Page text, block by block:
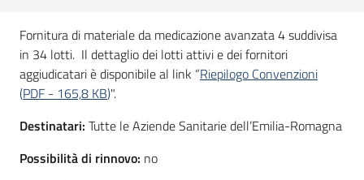
Fornitura di materiale da medicazione avanzata 4 suddivisa
in 34 lotti. Il dettaglio dei lotti attivi e dei fornitori
aggiudicatari è disponibile al link “Riepilogo Convenzioni
(PDF - 165,8 KB)".
Destinatari: Tutte le Aziende Sanitarie dell’Emilia-Romagna
Possibilità di rinnovo: no